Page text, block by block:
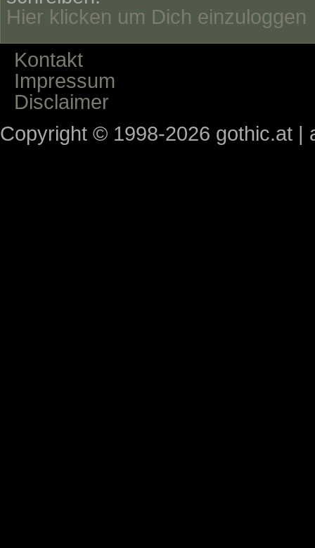
Hier klicken um Dich einzuloggen
Kontakt
Impressum
Disclaimer
Copyright © 1998-2026 gothic.at |